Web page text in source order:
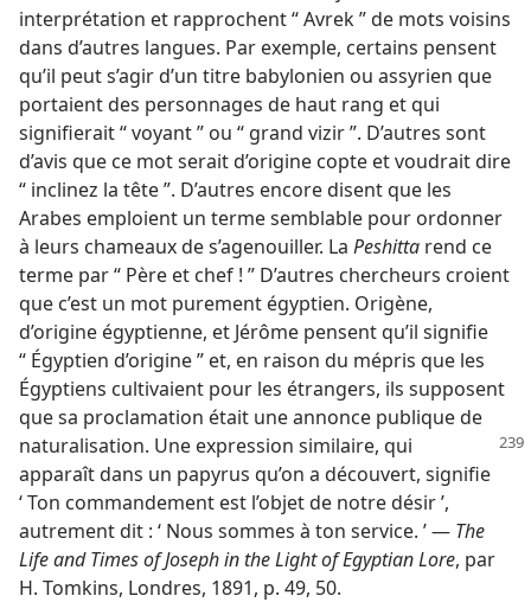
interprétation et rapprochent “ Avrek ” de mots voisins
dans d’autres langues. Par exemple, certains pensent
qu’il peut s’agir d’un titre babylonien ou assyrien que
portaient des personnages de haut rang et qui
signifierait “ voyant ” ou “ grand vizir ”. D’autres sont
d’avis que ce mot serait d’origine copte et voudrait dire
“ inclinez la tête ”. D’autres encore disent que les
Arabes emploient un terme semblable pour ordonner
à leurs chameaux de s’agenouiller. La Peshitta rend ce
terme par “ Père et chef ! ” D’autres chercheurs croient
que c’est un mot purement égyptien. Origène,
d’origine égyptienne, et Jérôme pensent qu’il signifie
“ Égyptien d’origine ” et, en raison du mépris que les
Égyptiens cultivaient pour les étrangers, ils supposent
que sa proclamation était une annonce publique de
naturalisation. Une expression similaire, qui
apparaît dans un papyrus qu’on a découvert, signifie
‘ Ton commandement est l’objet de notre désir ’,
autrement dit : ‘ Nous sommes à ton service. ’ — The
Life and Times of Joseph in the Light of Egyptian Lore, par
H. Tomkins, Londres, 1891, p. 49, 50.